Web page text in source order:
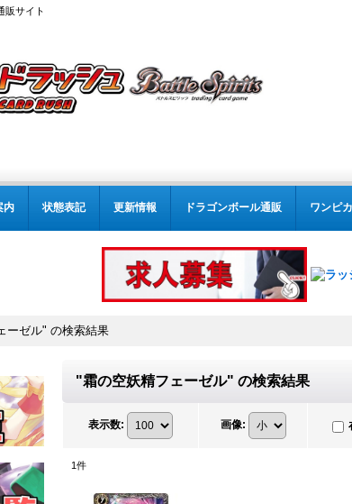
販サイト
内 状態表記 更新情報 ドラゴンボール通販 ワンピ
ーゼル" の検索結果
"霜の空妖精フェーゼル" の検索結果
表示数: 画像:
1 件